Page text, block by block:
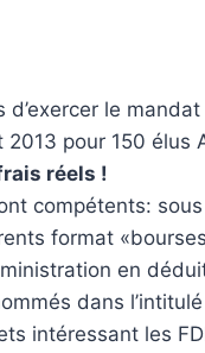
le mandat
pour 150 élus
réels !
compétents:
format «bourses
en
dans
intéressant les